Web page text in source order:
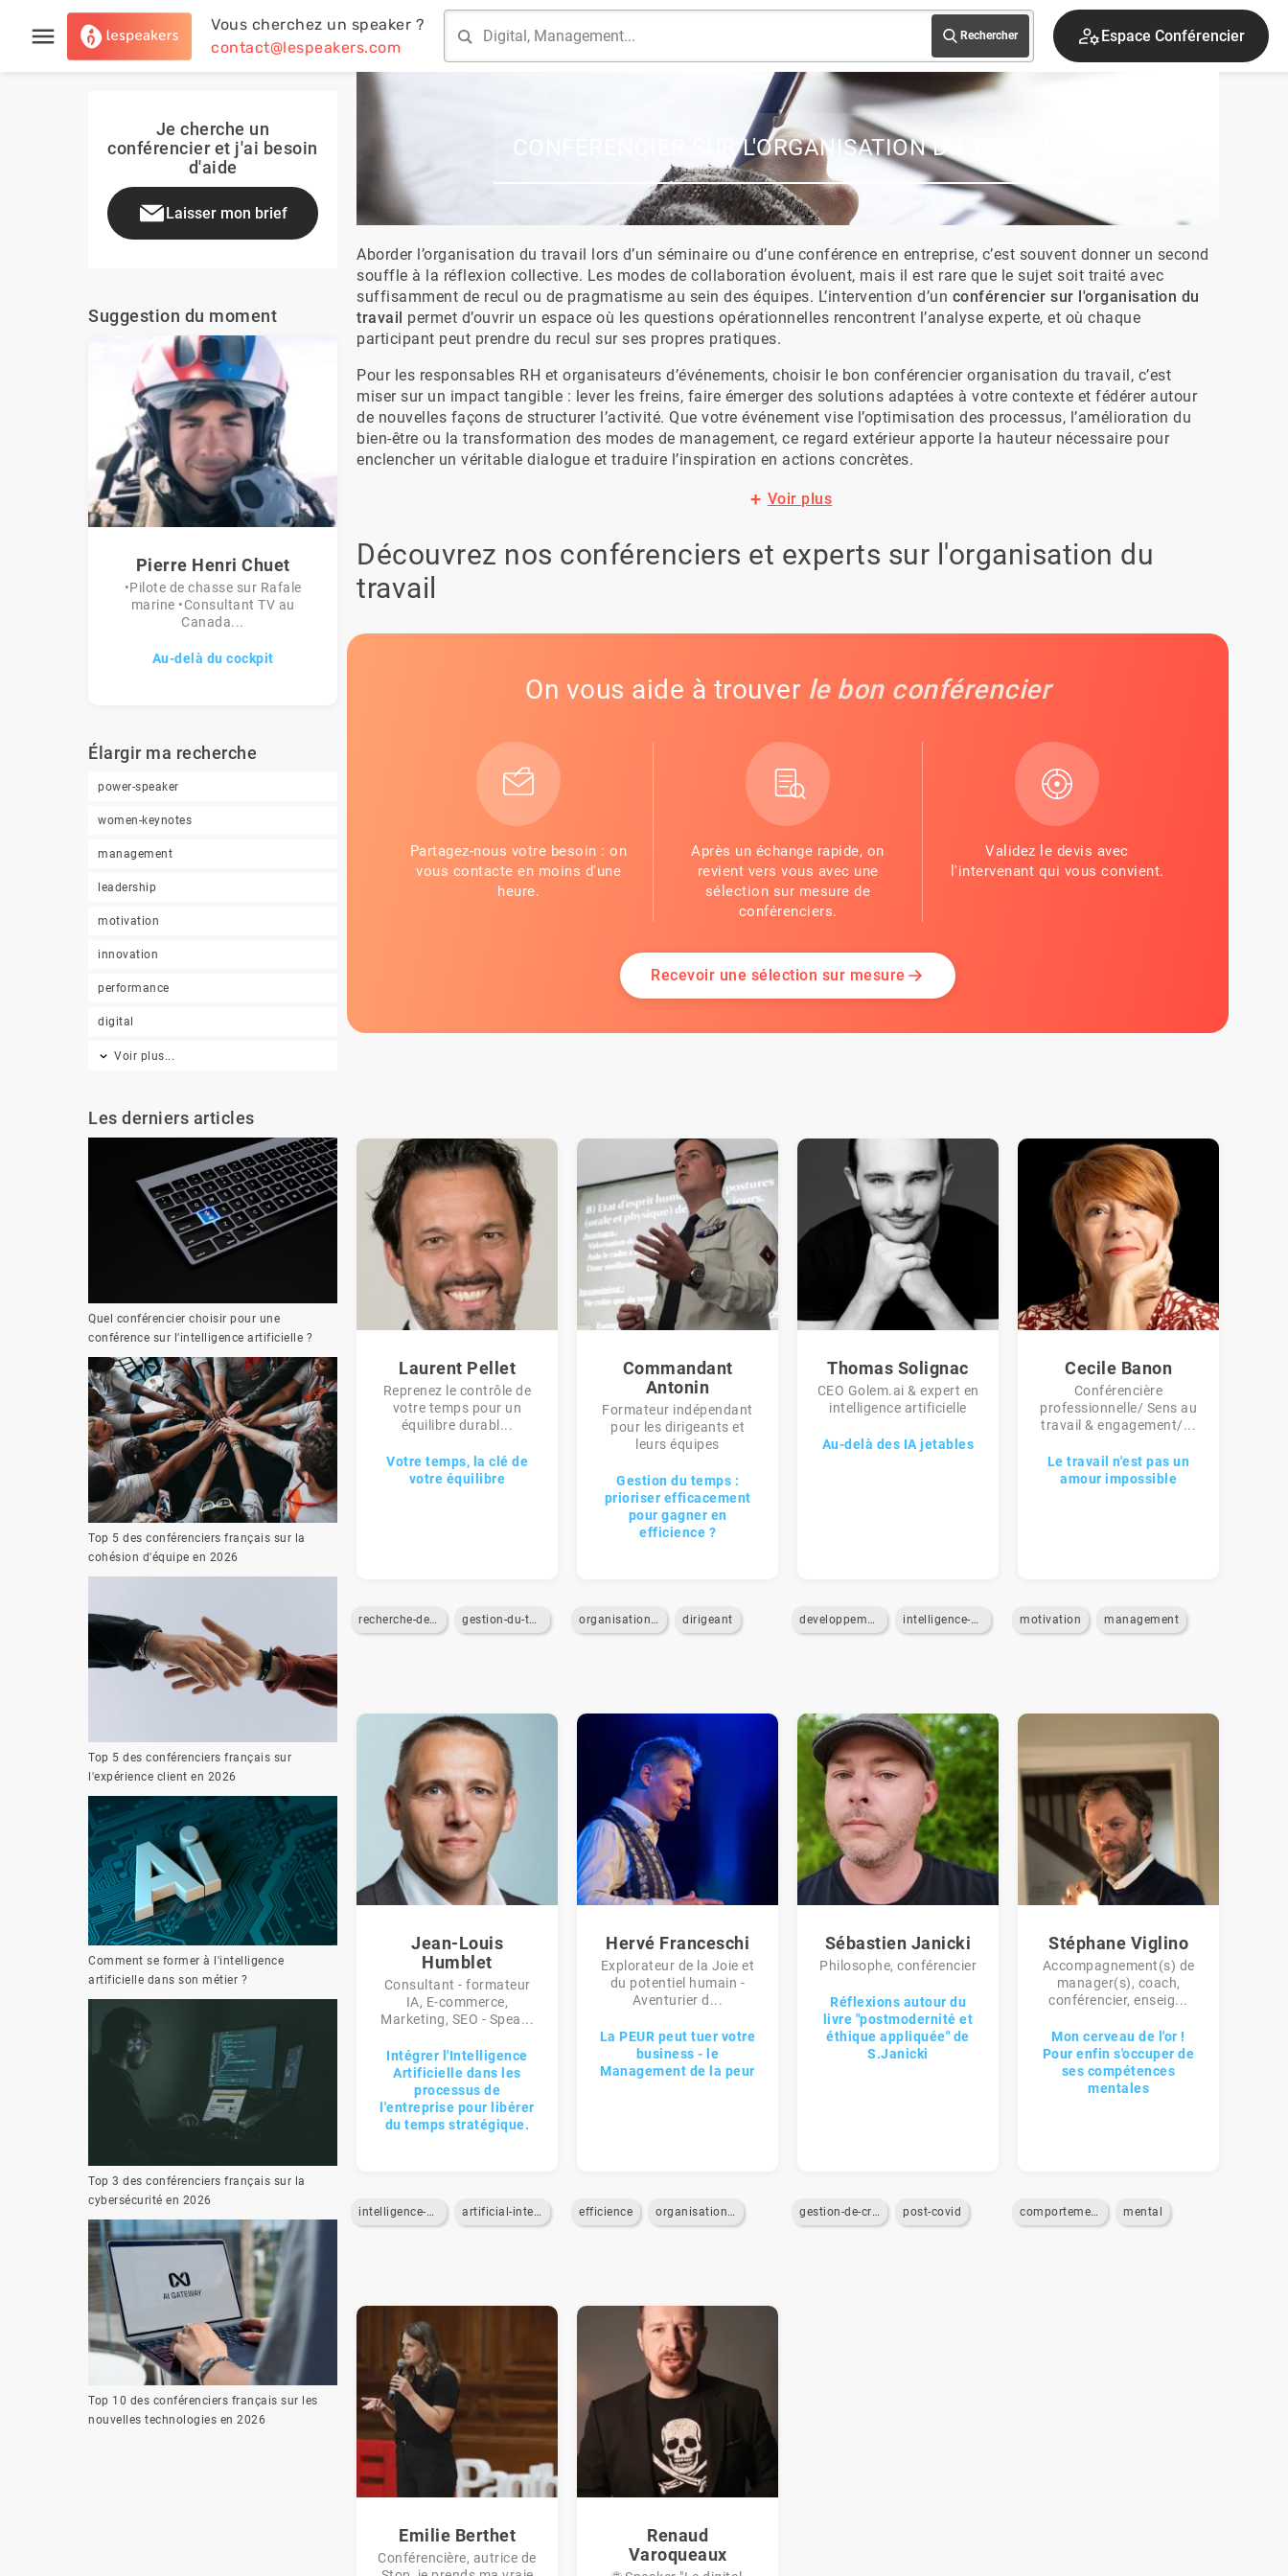
Vous cherchez un speaker ?
contact@lespeakers.com
Rechercher S'inscrire
Je cherche un
conférencier et j'ai besoin
d'aide
Laisser mon brief
Suggestion du moment
Pierre Henri Chuet
•Pilote de chasse sur Rafale
marine •Consultant TV au
Canada...
Au-delà du cockpit
Élargir ma recherche
power-speaker
women-keynotes
management
leadership
motivation
innovation
performance
digital
Voir plus...
Les derniers articles
Quel conférencier choisir pour une
conférence sur l'intelligence artificielle ?
Top 5 des conférenciers français sur la
cohésion d'équipe en 2026
Top 5 des conférenciers français sur
l'expérience client en 2026
Comment se former à l'intelligence
artificielle dans son métier ?
Top 3 des conférenciers français sur la
cybersécurité en 2026
Top 10 des conférenciers français sur les
nouvelles technologies en 2026
CONFÉRENCIER SUR L'ORGANISATION DU TRAVAIL
Aborder l’organisation du travail lors d’un séminaire ou d’une conférence en entreprise, c’est souvent donner un second
souffle à la réflexion collective. Les modes de collaboration évoluent, mais il est rare que le sujet soit traité avec
suffisamment de recul ou de pragmatisme au sein des équipes. L’intervention d’un conférencier sur l'organisation du
travail permet d’ouvrir un espace où les questions opérationnelles rencontrent l’analyse experte, et où chaque
participant peut prendre du recul sur ses propres pratiques.
Pour les responsables RH et organisateurs d’événements, choisir le bon conférencier organisation du travail, c’est
miser sur un impact tangible : lever les freins, faire émerger des solutions adaptées à votre contexte et fédérer autour
de nouvelles façons de structurer l’activité. Que votre événement vise l’optimisation des processus, l’amélioration du
bien-être ou la transformation des modes de management, ce regard extérieur apporte la hauteur nécessaire pour
enclencher un véritable dialogue et traduire l’inspiration en actions concrètes.
Voir plus
Découvrez nos conférenciers et experts sur l'organisation du
travail
On vous aide à trouver le bon conférencier
Partagez-nous votre besoin : on
vous contacte en moins d'une
heure.
Après un échange rapide, on
revient vers vous avec une
sélection sur mesure de
conférenciers.
Validez le devis avec
l'intervenant qui vous convient.
Recevoir une sélection sur mesure
Laurent Pellet
Reprenez le contrôle de
votre temps pour un
équilibre durabl...
Votre temps, la clé de
votre équilibre
recherche-de-sens gestion-du-temps
Commandant
Antonin
Formateur indépendant
pour les dirigeants et
leurs équipes
Gestion du temps :
prioriser efficacement
pour gagner en
efficience ?
organisation-du-travail dirigeant
Thomas Solignac
CEO Golem.ai & expert en
intelligence artificielle
Au-delà des IA jetables
developpement-de-business intelligence-artificielle
Cecile Banon
Conférencière
professionnelle/ Sens au
travail & engagement/...
Le travail n'est pas un
amour impossible
motivation management
Jean-Louis
Humblet
Consultant - formateur
IA, E-commerce,
Marketing, SEO - Spea...
Intégrer l'Intelligence
Artificielle dans les
processus de
l'entreprise pour libérer
du temps stratégique.
intelligence-artificielle artificial-intelligence
Hervé Franceschi
Explorateur de la Joie et
du potentiel humain -
Aventurier d...
La PEUR peut tuer votre
business - le
Management de la peur
efficience organisation-du-travail
Sébastien Janicki
Philosophe, conférencier
Réflexions autour du
livre "postmodernité et
éthique appliquée" de
S.Janicki
gestion-de-crise post-covid
Stéphane Viglino
Accompagnement(s) de
manager(s), coach,
conférencier, enseig...
Mon cerveau de l'or !
Pour enfin s'occuper de
ses compétences
mentales
comportements mental
Emilie Berthet
Conférencière, autrice de
Renaud
Varoqueaux